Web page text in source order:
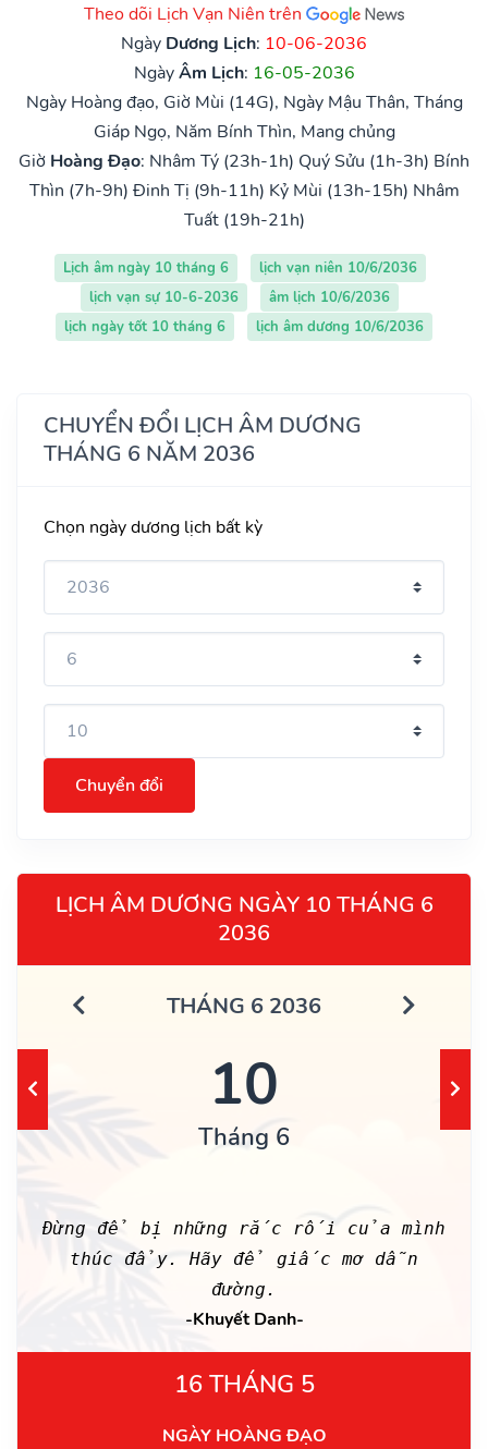
Theo dõi Lịch Vạn Niên trên
Ngày Dương Lịch: 10-06-2036
NgàyÂm Lịch: 16-05-2036
Ngày Hoàng đạo, Giờ Mùi (14G), Ngày Mậu Thân, Tháng
Giáp Ngọ, Năm Bính Thìn, Mang chủng
Giờ Hoàng Đạo: Nhâm Tý (23h-1h) Quý Sửu (1h-3h) Bính
Thìn (7h-9h) Đinh Tị (9h-11h) Kỷ Mùi (13h-15h) Nhâm
Tuất (19h-21h)
Lịch âm ngày 10 tháng 6
lịch vạn niên 10/6/2036
lịch vạn sự 10-6-2036
âm lịch 10/6/2036
lịch ngày tốt 10 tháng 6
lịch âm dương 10/6/2036
CHUYỂN ĐỔI LỊCH ÂM DƯƠNG
THÁNG 6 NĂM 2036
Chọn ngày dương lịch bất kỳ
Chuyển đổi
LỊCH ÂM DƯƠNG NGÀY 10 THÁNG 6
2036
THÁNG 6 2036
10
Tháng 6
Đừng để bị những rắc rối của mình
thúc đẩy. Hãy để giấc mơ dẫn
đường.
-Khuyết Danh-
16 THÁNG 5
NGÀY HOÀNG ĐẠO